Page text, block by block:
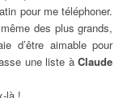
pour me téléphoner.
des plus grands,
d’être aimable pour
une liste àClaude